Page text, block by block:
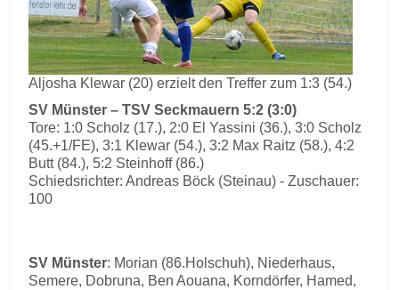
Aljosha Klewar (20) erzielt den Treffer zum 1:3 (54.)
SV Münster – TSV Seckmauern 5:2 (3:0)
Tore: 1:0 Scholz (17.), 2:0 El Yassini (36.), 3:0 Scholz
(45.+1/FE), 3:1 Klewar (54.), 3:2 Max Raitz (58.), 4:2
Butt (84.), 5:2 Steinhoff (86.)
Schiedsrichter: Andreas Böck (Steinau) - Zuschauer:
100
SV Münster: Morian (86.Holschuh), Niederhaus,
Semere, Dobruna, Ben Aouana, Korndörfer, Hamed,